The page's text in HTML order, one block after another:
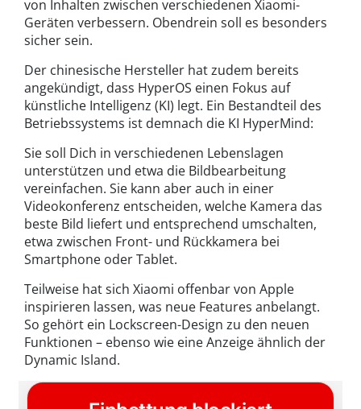
von Inhalten zwischen verschiedenen Xiaomi-
Geräten verbessern. Obendrein soll es besonders
sicher sein.
Der chinesische Hersteller hat zudem bereits
angekündigt, dass HyperOS einen Fokus auf
künstliche Intelligenz (KI) legt. Ein Bestandteil des
Betriebssystems ist demnach die KI HyperMind:
Sie soll Dich in verschiedenen Lebenslagen
unterstützen und etwa die Bildbearbeitung
vereinfachen. Sie kann aber auch in einer
Videokonferenz entscheiden, welche Kamera das
beste Bild liefert und entsprechend umschalten,
etwa zwischen Front- und Rückkamera bei
Smartphone oder Tablet.
Teilweise hat sich Xiaomi offenbar von Apple
inspirieren lassen, was neue Features anbelangt.
So gehört ein Lockscreen-Design zu den neuen
Funktionen – ebenso wie eine Anzeige ähnlich der
Dynamic Island.